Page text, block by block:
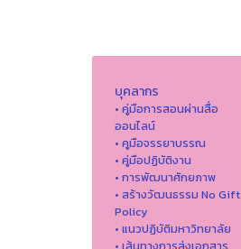
บุคลากร
• คู่มือการสอนผ่านสื่อ
ออนไลน์
• คูมือจรรยาบรรณ
• คู่มือปฏิบัติงาน
• การพัฒนาศักยภาพ
• สร้างวัฒนธรรม No Gift
Policy
• แนวปฏิบัติมหาวิทยาลัย
• เส้นทางการส่งเอกสาร